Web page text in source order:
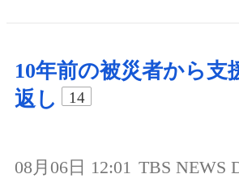
10年前の被災者から支
返し
14
08月06日 12:01 TBS NEWS